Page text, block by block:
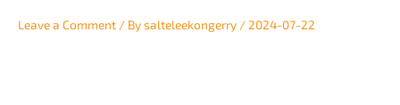
Leave a Comment / Bysalteleekongerry / 2024-07-22